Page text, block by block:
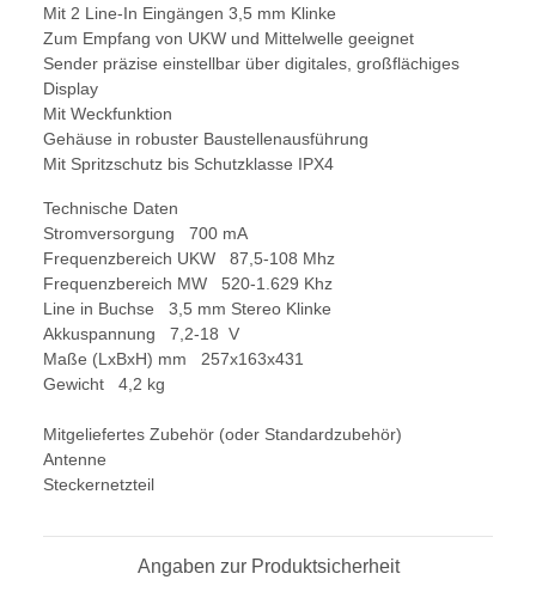
Mit 2 Line-In Eingängen 3,5 mm Klinke
Zum Empfang von UKW und Mittelwelle geeignet
Sender präzise einstellbar über digitales, großflächiges
Display
Mit Weckfunktion
Gehäuse in robuster Baustellenausführung
Mit Spritzschutz bis Schutzklasse IPX4
Technische Daten
Stromversorgung 700 mA
Frequenzbereich UKW 87,5-108 Mhz
Frequenzbereich MW 520-1.629 Khz
Line in Buchse 3,5 mm Stereo Klinke
Akkuspannung 7,2-18 V
Maße (LxBxH) mm 257x163x431
Gewicht 4,2 kg
Mitgeliefertes Zubehör (oder Standardzubehör)
Antenne
Steckernetzteil
Angaben zur Produktsicherheit